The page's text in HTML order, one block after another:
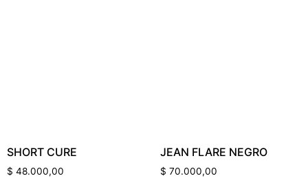
SHORT CURE
$ 48.000,00
JEAN FLARE NEGRO
$ 70.000,00